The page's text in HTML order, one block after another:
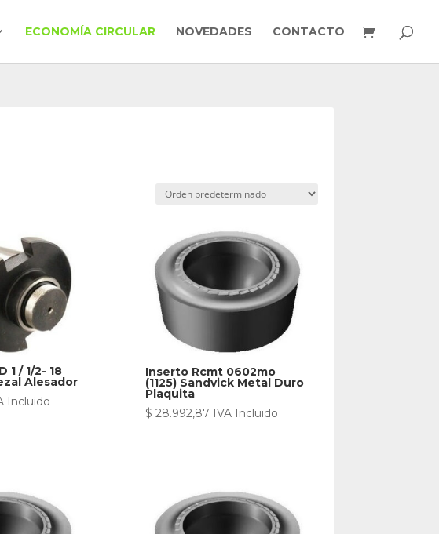
ECONOMÍA CIRCULAR NOVEDADES CONTACTO
1 / 1/2- 18
Alesador
Incluido
Inserto Rcmt 0602mo
(1125) Sandvick Metal Duro
Plaquita
$ 28.992,87 IVA Incluido